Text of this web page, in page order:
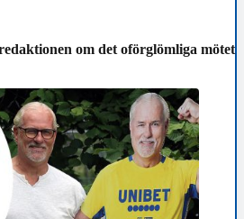
om det oförglömliga mötet